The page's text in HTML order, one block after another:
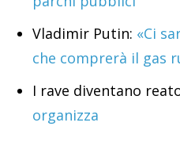
Vladimir Putin: «Ci
che comprerà il gas
I rave diventano
organizza